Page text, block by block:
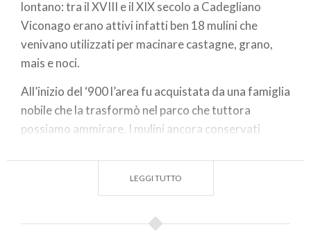
lontano: tra il XVIII e il XIX secolo a Cadegliano
Viconago erano attivi infatti ben 18 mulini che
venivano utilizzati per macinare castagne, grano,
mais e noci.
All’inizio del ‘900 l’area fu acquistata da una famiglia
nobile che la trasformò nel parco che tuttora
possiamo ammirare. I mulini ancora conservati
All’interno del parco si trova anche un ponte dove
Per raggiungere il parco da Varese bisogna
LEGGI TUTTO